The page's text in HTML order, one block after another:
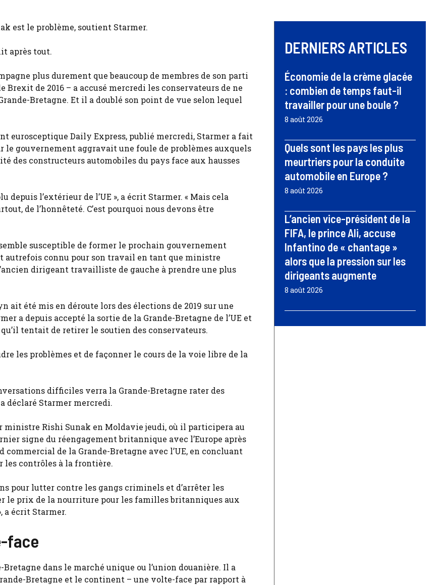
est le problème, soutient Starmer.
après tout.
plus durement que beaucoup de membres de son parti
de 2016 – a accusé mercredi les conservateurs de ne
Bretagne. Et il a doublé son point de vue selon lequel
eurosceptique Daily Express, publié mercredi, Starmer a fait
le gouvernement aggravait une foule de problèmes auxquels
des constructeurs automobiles du pays face aux hausses
depuis l’extérieur de l’UE », a écrit Starmer. « Mais cela
de l’honnêteté. C’est pourquoi nous devons être
susceptible de former le prochain gouvernement
autrefois connu pour son travail en tant que ministre
dirigeant travailliste de gauche à prendre une plus
ait été mis en déroute lors des élections de 2019 sur une
a depuis accepté la sortie de la Grande-Bretagne de l’UE et
tentait de retirer le soutien des conservateurs.
les problèmes et de façonner le cours de la voie libre de la
difficiles verra la Grande-Bretagne rater des
déclaré Starmer mercredi.
Rishi Sunak en Moldavie jeudi, où il participera au
signe du réengagement britannique avec l’Europe après
de la Grande-Bretagne avec l’UE, en concluant
les contrôles à la frontière.
pour lutter contre les gangs criminels et d’arrêter les
le prix de la nourriture pour les familles britanniques aux
a écrit Starmer.
face
Bretagne dans le marché unique ou l’union douanière. Il a
Bretagne et le continent – ​​une volte-face par rapport à
DERNIERS ARTICLES
Économie de la crème glacée
: combien de temps faut-il
travailler pour une boule ?
8 août 2026
Quels sont les pays les plus
meurtriers pour la conduite
automobile en Europe ?
8 août 2026
L’ancien vice-président de la
FIFA, le prince Ali, accuse
Infantino de « chantage »
alors que la pression sur les
dirigeants augmente
8 août 2026